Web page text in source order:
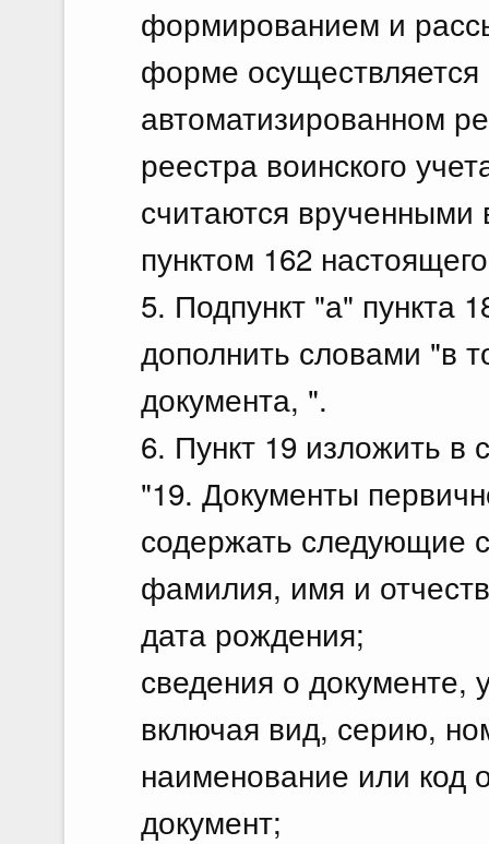
формированием и
форме
автоматизированном
реестра воинского
считаются врученными
пунктом 162
5. Подпункт "а" пункта
дополнить словами "в
документа, ".
6. Пункт 19 изложить
"19. Документы
содержать следующие
фамилия, имя и
дата рождения;
сведения о
включая вид, серию,
наименование или код
документ;